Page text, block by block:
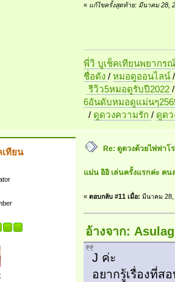
« แก้ไขครั้งสุดท้าย: มีนาคม 28,
พี่วิ บูเช็คเทียนพยากร
ชื่อดัง / หมอดูออนไลน์
รีวิว5หมอดูรับปี2022
6อันดับหมอดูแม่นๆ
/ ดูดวงความรัก / ดูด
เทียน Re: ดูดวงด้วยไพ่ฟาโ
แม่น อิอิ เล่นครั้งแรกค่ะ คน
« ตอบกลับ #11 เมื่อ: มีนาคม 28,
อ้างจาก:
J ค่ะ
อยากรู้เรื่องที่ส